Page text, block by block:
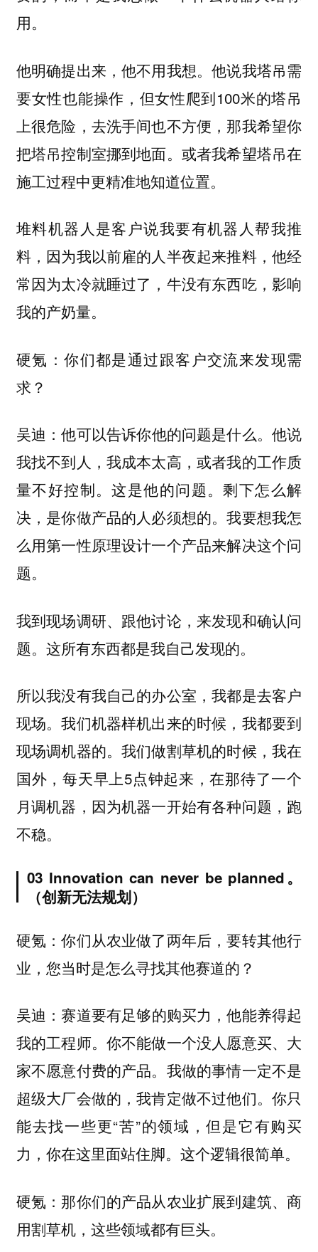
用。
他明确提出来，他不用我想。他说我塔吊需
要女性也能操作，但女性爬到100米的塔吊
上很危险，去洗手间也不方便，那我希望你
把塔吊控制室挪到地面。或者我希望塔吊在
施工过程中更精准地知道位置。
堆料机器人是客户说我要有机器人帮我推
料，因为我以前雇的人半夜起来推料，他经
常因为太冷就睡过了，牛没有东西吃，影响
我的产奶量。
硬氪：你们都是通过跟客户交流来发现需
求？
吴迪：他可以告诉你他的问题是什么。他说
我找不到人，我成本太高，或者我的工作质
量不好控制。这是他的问题。剩下怎么解
决，是你做产品的人必须想的。我要想我怎
么用第一性原理设计一个产品来解决这个问
题。
我到现场调研、跟他讨论，来发现和确认问
题。这所有东西都是我自己发现的。
所以我没有我自己的办公室，我都是去客户
现场。我们机器样机出来的时候，我都要到
现场调机器的。我们做割草机的时候，我在
国外，每天早上5点钟起来，在那待了一个
月调机器，因为机器一开始有各种问题，跑
不稳。
03 Innovation can never be planned。
（创新无法规划）
硬氪：你们从农业做了两年后，要转其他行
业，您当时是怎么寻找其他赛道的？
吴迪：赛道要有足够的购买力，他能养得起
我的工程师。你不能做一个没人愿意买、大
家不愿意付费的产品。我做的事情一定不是
超级大厂会做的，我肯定做不过他们。你只
能去找一些更“苦”的领域，但是它有购买
力，你在这里面站住脚。这个逻辑很简单。
硬氪：那你们的产品从农业扩展到建筑、商
用割草机，这些领域都有巨头。